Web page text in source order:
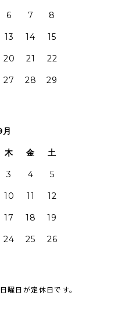
6 7 8
13 14 15
20 21 22
27 28 29
木 金 土
3 4 5
10 11 12
17 18 19
24 25 26
曜日が定休日です。